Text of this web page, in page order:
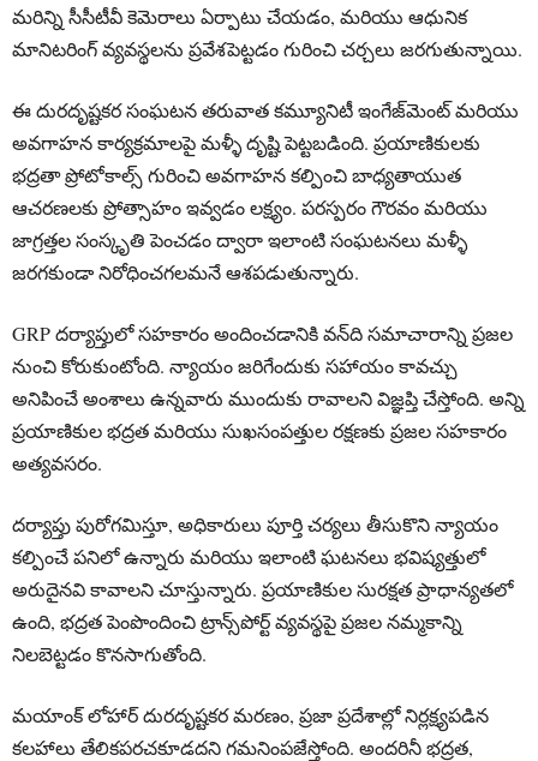
మరిన్ని సీసీటీవీ కెమెరాలు ఏర్పాటు చేయడం, మరియు ఆధునిక
మానిటరింగ్ వ్యవస్థలను ప్రవేశపెట్టడం గురించి చర్చలు జరగుతున్నాయి.
ఈ దురదృష్టకర సంఘటన తరువాత కమ్యూనిటీ ఇంగేజ్‌మెంట్ మరియు
అవగాహన కార్యక్రమాలపై మళ్ళీ దృష్టి పెట్టబడింది. ప్రయాణికులకు
భద్రతా ప్రోటోకాల్స్ గురించి అవగాహన కల్పించి బాధ్యతాయుత
ఆచరణలకు ప్రోత్సాహం ఇవ్వడం లక్ష్యం. పరస్పరం గౌరవం మరియు
జాగ్రత్తల సంస్కృతి పెంచడం ద్వారా ఇలాంటి సంఘటనలు మళ్ళీ
జరగకుండా నిరోధించగలమనే ఆశపడుతున్నారు.
GRP దర్యాప్తులో సహకారం అందించడానికి వన్‌ది సమాచారాన్ని ప్రజల
నుంచి కోరుకుంటోంది. న్యాయం జరిగేందుకు సహాయం కావచ్చు
అనిపించే అంశాలు ఉన్నవారు ముందుకు రావాలని విజ్ఞప్తి చేస్తోంది. అన్ని
ప్రయాణికుల భద్రత మరియు సుఖసంపత్తుల రక్షణకు ప్రజల సహకారం
అత్యవసరం.
దర్యాప్తు పురోగమిస్తూ, అధికారులు పూర్తి చర్యలు తీసుకొని న్యాయం
కల్పించే పనిలో ఉన్నారు మరియు ఇలాంటి ఘటనలు భవిష్యత్తులో
అరుదైనవి కావాలని చూస్తున్నారు. ప్రయాణికుల సురక్షత ప్రాధాన్యతలో
ఉంది, భద్రత పెంపొందించి ట్రాన్స్‌పోర్ట్ వ్యవస్థపై ప్రజల నమ్మకాన్ని
నిలబెట్టడం కొనసాగుతోంది.
మయాంక్ లోహార్ దురదృష్టకర మరణం, ప్రజా ప్రదేశాల్లో నిర్లక్ష్యపడిన
కలహాలు తేలికపరచకూడదని గమనింపజేస్తోంది. అందరినీ భద్రత,